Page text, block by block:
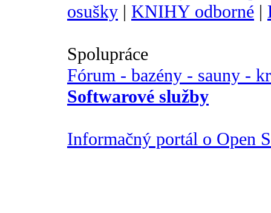
osušky | KNIHY odborné |
Spolupráce
Fórum - bazény - sauny -
Softwarové služby
Informačný portál o Open